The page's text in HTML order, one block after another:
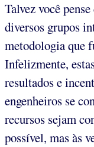
Talvez você
diversos grupos
metodologia que
Infelizmente,
resultados e
engenheiros se
recursos sejam
possível, mas às